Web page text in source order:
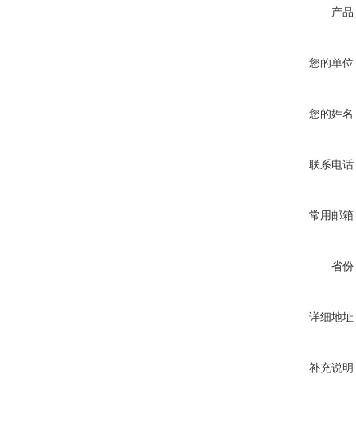
产品
您的单位
您的姓名
联系电话
常用邮箱
省份
详细地址
补充说明